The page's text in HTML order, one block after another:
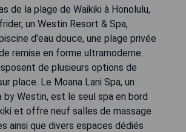
de la plage de Waikiki à Honolulu,
un Westin Resort & Spa,
d'eau douce, une plage privée
remise en forme ultramoderne.
de plusieurs options de
place. Le Moana Lani Spa, un
by Westin, est le seul spa en bord
et offre neuf salles de massage
ainsi que divers espaces dédiés